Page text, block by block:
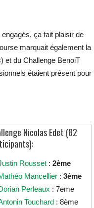
ça fait plaisir de
marquait également la
et du Challenge BenoiT
étaient présent pour
Nicolas Edet (82
Rousset :2ème
Mancellier :3ème
Perleaux : 7eme
Touchard : 8ème